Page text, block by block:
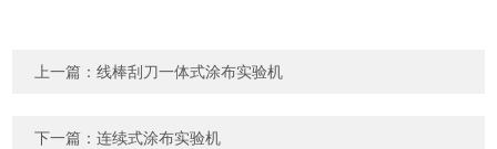
上一篇：线棒刮刀一体式涂布实验机
下一篇：连续式涂布实验机